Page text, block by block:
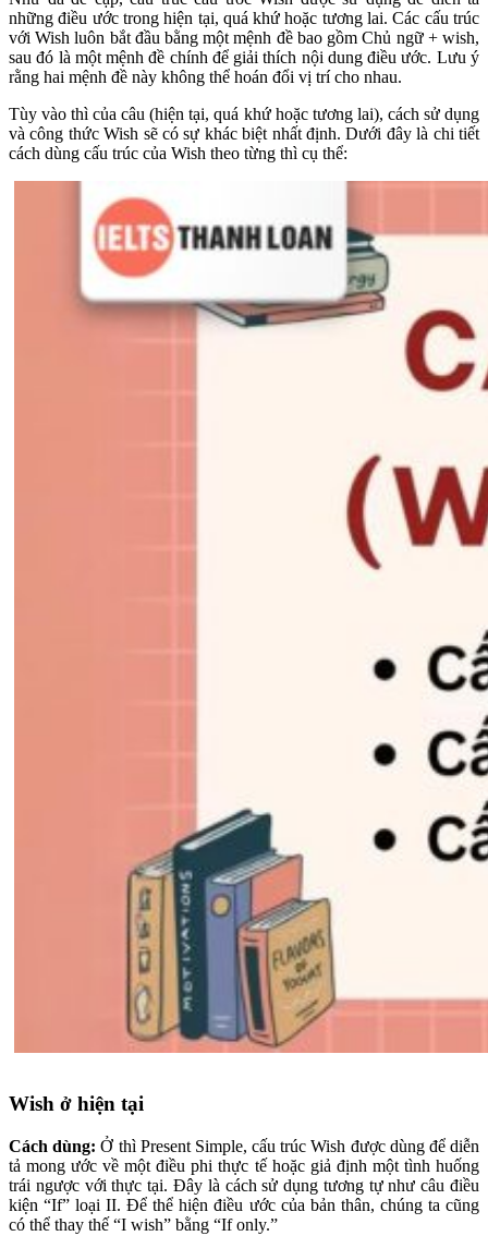
những điều ước trong hiện tại, quá khứ hoặc tương lai. Các cấu trúc
với Wish luôn bắt đầu bằng một mệnh đề bao gồm Chủ ngữ + wish,
sau đó là một mệnh đề chính để giải thích nội dung điều ước. Lưu ý
rằng hai mệnh đề này không thể hoán đổi vị trí cho nhau.
Tùy vào thì của câu (hiện tại, quá khứ hoặc tương lai), cách sử dụng
và công thức Wish sẽ có sự khác biệt nhất định. Dưới đây là chi tiết
cách dùng cấu trúc của Wish theo từng thì cụ thể:
Wish ở hiện tại
Cách dùng:Ở thì Present Simple, cấu trúc Wish được dùng để diễn
tả mong ước về một điều phi thực tế hoặc giả định một tình huống
trái ngược với thực tại. Đây là cách sử dụng tương tự như câu điều
kiện “If” loại II. Để thể hiện điều ước của bản thân, chúng ta cũng
có thể thay thế “I wish” bằng “If only.”